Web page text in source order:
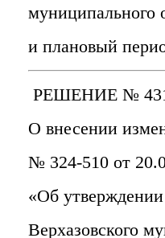
муниципального
и плановый
РЕШЕНИЕ №
О внесении
№ 324-510 от
«Об утверждении
Верхазовского